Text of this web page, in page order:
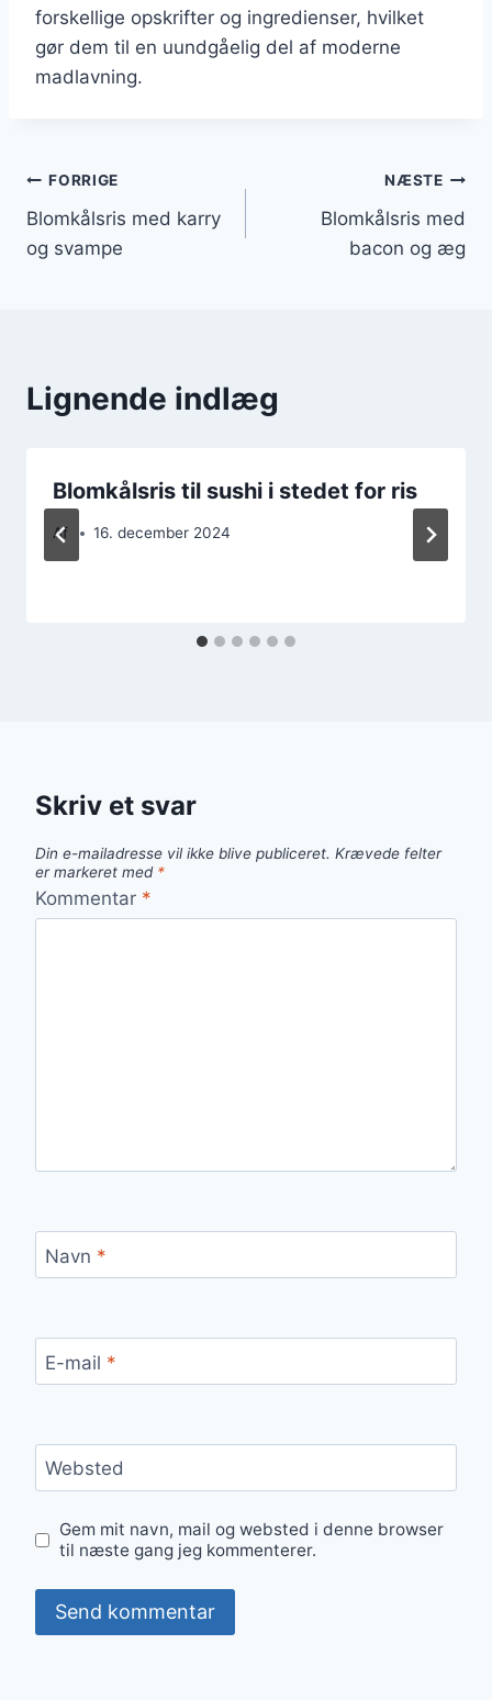
forskellige opskrifter og ingredienser, hvilket
gør dem til en uundgåelig del af moderne
madlavning.
Indlægsnavigation
FORRIGE
Blomkålsris med karry
og svampe
NÆSTE
Blomkålsris med
bacon og æg
Lignende indlæg
Blomkålsris til sushi i stedet for ris
Af 16. december 2024
Skriv et svar
Din e-mailadresse vil ikke blive publiceret. Krævede felter
er markeret med *
Kommentar *
Navn *
E-mail *
Websted
Gem mit navn, mail og websted i denne browser
til næste gang jeg kommenterer.